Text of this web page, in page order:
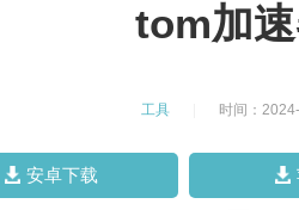
tom加
工具 时间：
安卓下载